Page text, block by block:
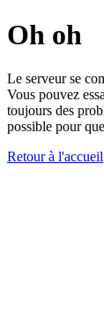
Oh oh
Le serveur se
Vous pouvez
toujours des
possible pour
Retour à l'accueil